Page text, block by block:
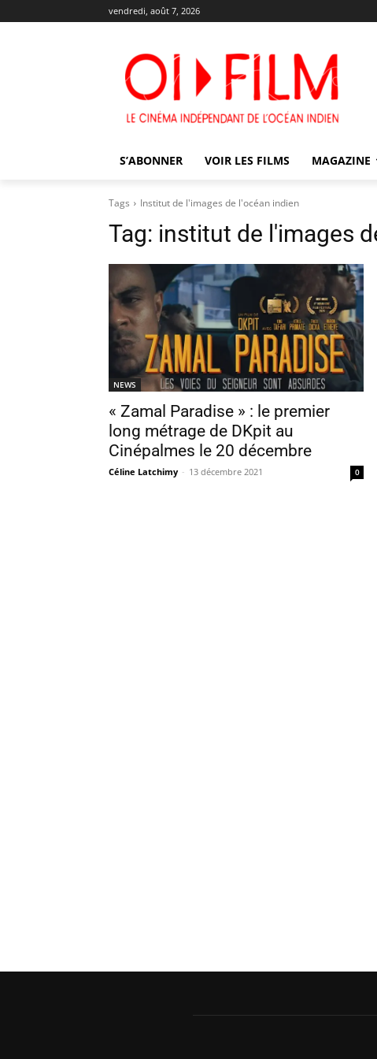
vendredi, août 7, 2026
S’ABONNER VOIR LES FILMS MAGAZINE
Tags Institut de l'images de l'océan indien
Tag: institut de l'images
NEWS
« Zamal Paradise » : le premier
long métrage de DKpit au
Cinépalmes le 20 décembre
Céline Latchimy - 13 décembre 2021 0